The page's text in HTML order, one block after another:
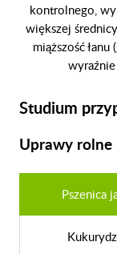
kontrolnego,
większej
miąższość
Studium
Uprawy rolne
Pszenica